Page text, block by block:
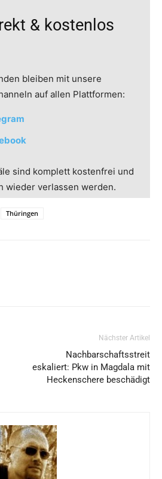
& kostenlos
bleiben mit unsere
auf allen Plattformen:
sind komplett kostenfrei und
wieder verlassen werden.
Thüringen
Nächster Artikel
Nachbarschaftsstreit
eskaliert: Pkw in Magdala mit
Heckenschere beschädigt